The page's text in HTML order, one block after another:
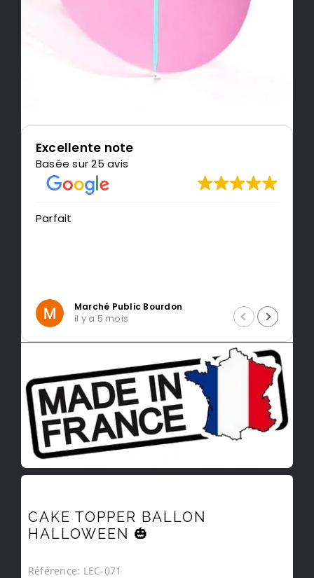
Excellente note
Basée sur 25 avis
Parfait
Marché Public Bourdon
il y a 5 mois
CAKE TOPPER BALLON
HALLOWEEN 🎃
Référence: LEC-071